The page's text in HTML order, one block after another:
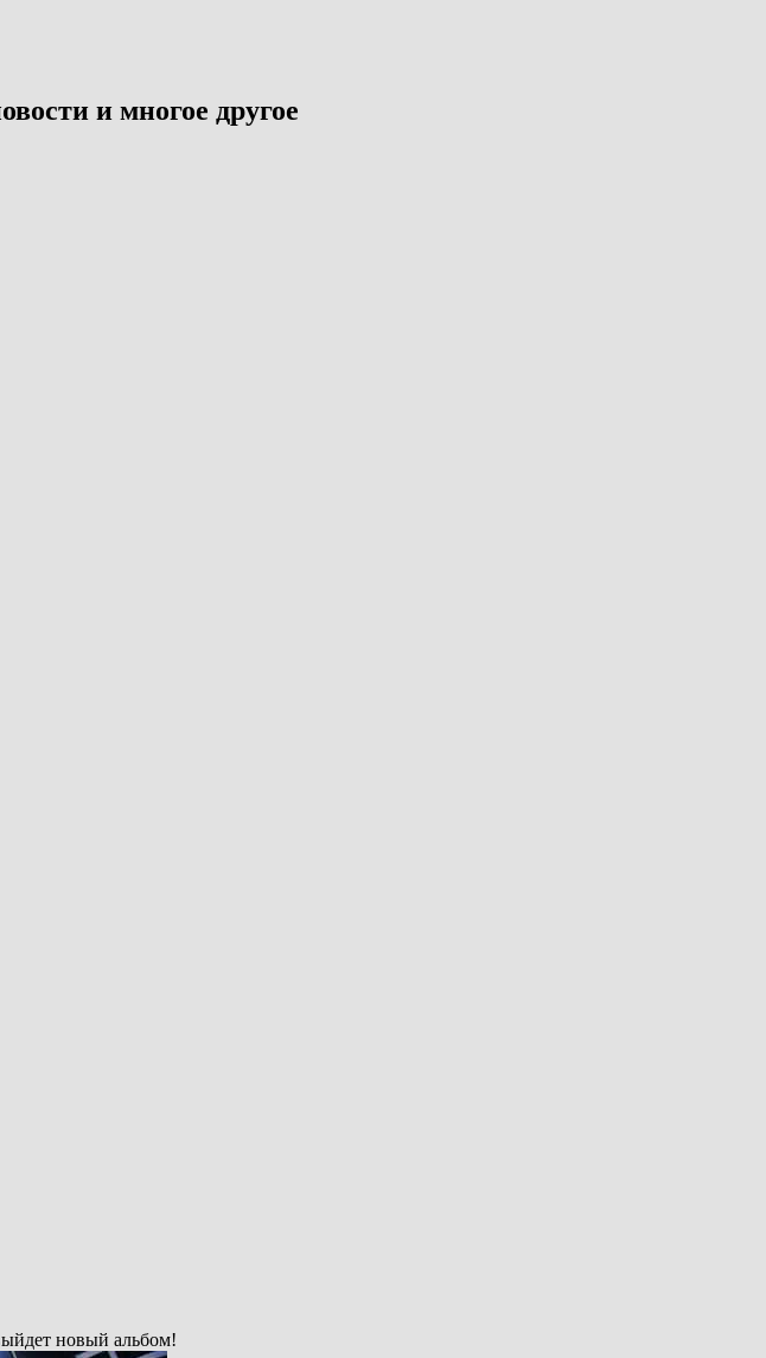
и многое другое
новый альбом!